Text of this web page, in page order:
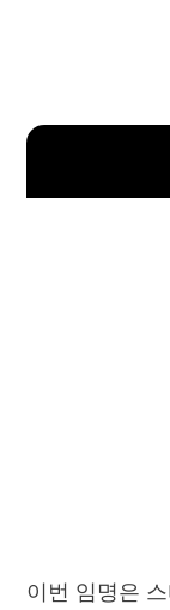
이번 임명은